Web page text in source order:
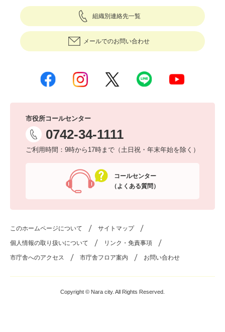
組織別連絡先一覧
メールでのお問い合わせ
市役所コールセンター
0742-34-1111
ご利用時間：9時から17時まで（土日祝・年末年始を除く）
コールセンター
（よくある質問）
このホームページについて サイトマップ
個人情報の取り扱いについて リンク・免責事項
市庁舎へのアクセス 市庁舎フロア案内 お問い合わせ
Copyright © Nara city. All Rights Reserved.